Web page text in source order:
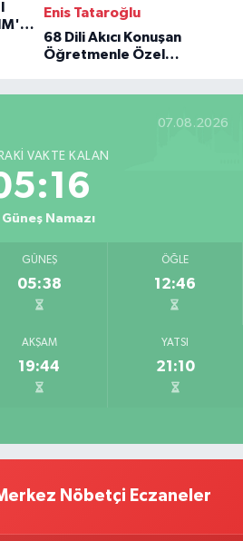
Enis Tataroğlu
68 Dili Akıcı Konuşan
Öğretmenle Özel
07.08.2026
VAKTE KALAN
Güneş Namazı
GÜNEŞ
05:38
ÖĞLE
12:46
AKŞAM
19:44
YATSI
21:10
Nöbetçi Eczaneler